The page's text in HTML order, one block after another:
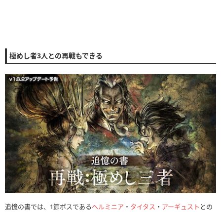
極めし者3人との再戦もできる
追憶の書では、1節ボスであるヘルミニア ・ タイタス ・ アーギュスト との